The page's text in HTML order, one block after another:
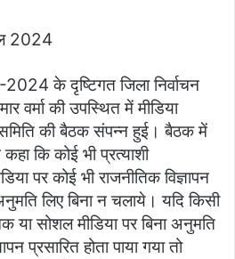
2024
2024 के दृष्टिगत जिला निर्वाचन
वर्मा की उपस्थित में मीडिया
समिति की बैठक संपन्न हुई। बैठक में
कहा कि कोई भी प्रत्याशी
पर कोई भी राजनीतिक विज्ञापन
लिए बिना न चलाये। यदि किसी
या सोशल मीडिया पर बिना अनुमति
प्रसारित होता पाया गया तो